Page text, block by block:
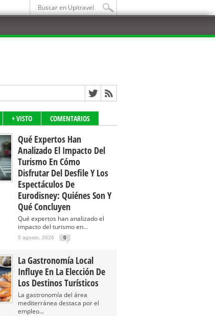
+ VISTO COMENTARIOS
Qué Expertos Han
Analizado El Impacto Del
Turismo En Cómo
Disfrutar Del Desfile Y Los
Espectáculos De
Eurodisney: Quiénes Son Y
Qué Concluyen
Qué expertos han analizado el
impacto del turismo en...
5 agosto, 2026 0
La Gastronomía Local
Influye En La Elección De
Los Destinos Turísticos
La gastronomía del área
mediterránea destaca por el
empleo...